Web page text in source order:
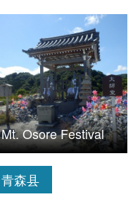
青森县
Mt. Osore Festival